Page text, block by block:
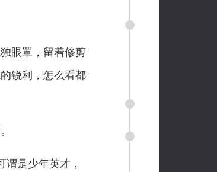
眼罩，留着修剪
锐利，怎么看都
是少年英才，